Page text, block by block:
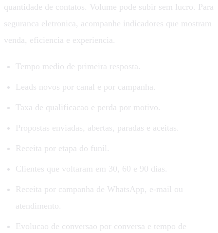
quantidade de contatos. Volume pode subir sem lucro. Para
seguranca eletronica, acompanhe indicadores que mostram
venda, eficiencia e experiencia.
Tempo medio de primeira resposta.
Leads novos por canal e por campanha.
Taxa de qualificacao e perda por motivo.
Propostas enviadas, abertas, paradas e aceitas.
Receita por etapa do funil.
Clientes que voltaram em 30, 60 e 90 dias.
Receita por campanha de WhatsApp, e-mail ou
atendimento.
Evolucao de conversao por conversa e tempo de